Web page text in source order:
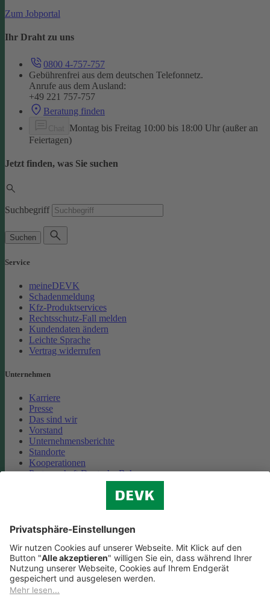
Zum Jobportal
Ihr Draht zu uns
0800 4-757-757
Gebührenfrei aus dem deutschen Telefonnetz.
Anrufe aus dem Ausland:
+49 221 757-757
Beratung finden
Montag bis Freitag 10:00 bis 18:00 Uhr (außer an
Feiertagen)
Jetzt finden, was Sie suchen
Suchbegriff
Suchen
Service
meineDEVK
Schadenmeldung
Kfz-Produktservices
Rechtsschutz-Fall melden
Kundendaten ändern
Leichte Sprache
Vertrag widerrufen
Unternehmen
Karriere
Presse
Das sind wir
Vorstand
Unternehmensberichte
Standorte
Kooperationen
Partnerschaft Deutsche Bahn
Cookie-Einstellungen
Datenschutz
Impressum